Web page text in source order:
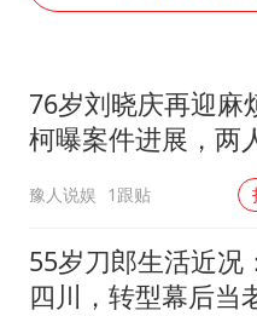
76岁刘晓庆再迎麻
柯曝案件进展，两
豫人说娱 1跟贴
55岁刀郎生活近况
四川，转型幕后当